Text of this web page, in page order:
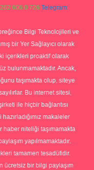
606 0 726 Telegram:
Bilgi Teknolojileri ve
bir Yer Sağlayıcı olarak
içerikleri proaktif olarak
bulunmamaktadır. Ancak,
taşımakta olup, siteye
Bu internet sitesi,
ile hiçbir bağlantısı
makaleler
haber niteliği taşımamakta
yapılmamaktadır.
tamamen tesadüfidir.
ücretsiz bir bilgi paylaşım